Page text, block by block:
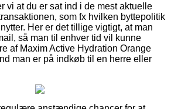
vi at du er sat ind i de mest aktuelle
som fx hvilken byttepolitik
Her er det tillige vigtigt, at man
så man til enhver tid vil kunne
af Maxim Active Hydration Orange
man er på indkøb til en herre eller